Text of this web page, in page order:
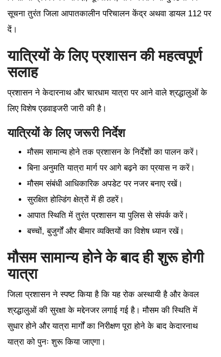
सूचना तुरंत जिला आपातकालीन परिचालन केंद्र अथवा डायल 112 पर
दें।
यात्रियों के लिए प्रशासन की महत्वपूर्ण
सलाह
प्रशासन ने केदारनाथ और चारधाम यात्रा पर आने वाले श्रद्धालुओं के
लिए विशेष एडवाइजरी जारी की है।
यात्रियों के लिए जरूरी निर्देश
मौसम सामान्य होने तक प्रशासन के निर्देशों का पालन करें।
बिना अनुमति यात्रा मार्ग पर आगे बढ़ने का प्रयास न करें।
मौसम संबंधी आधिकारिक अपडेट पर नजर बनाए रखें।
सुरक्षित होल्डिंग क्षेत्रों में ही ठहरें।
आपात स्थिति में तुरंत प्रशासन या पुलिस से संपर्क करें।
बच्चों, बुजुर्गों और बीमार व्यक्तियों का विशेष ध्यान रखें।
मौसम सामान्य होने के बाद ही शुरू होगी
यात्रा
जिला प्रशासन ने स्पष्ट किया है कि यह रोक अस्थायी है और केवल
श्रद्धालुओं की सुरक्षा के मद्देनजर लगाई गई है। मौसम की स्थिति में
सुधार होने और यात्रा मार्गों का निरीक्षण पूरा होने के बाद केदारनाथ
यात्रा को पुनः शुरू किया जाएगा।